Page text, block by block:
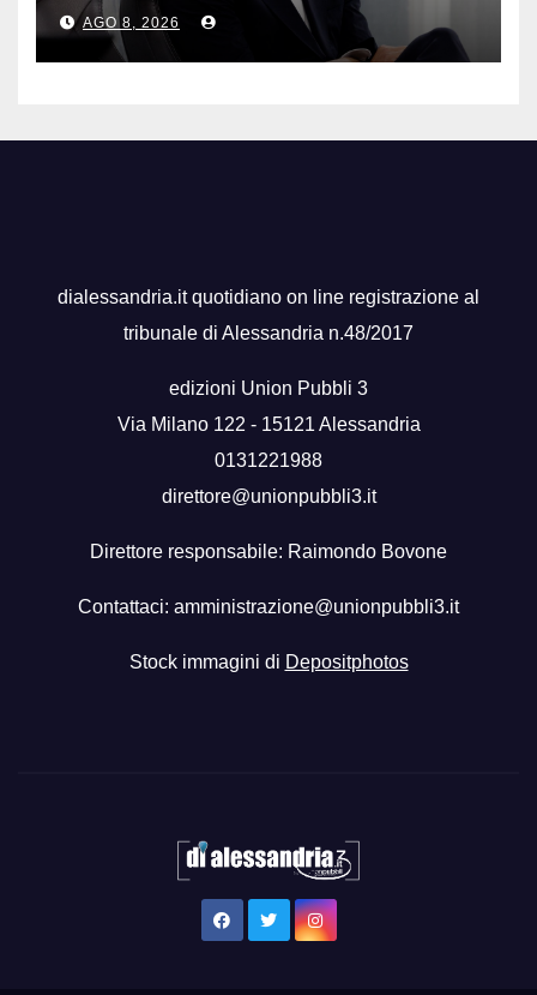
AGO 8, 2026
dialessandria.it quotidiano on line registrazione al
tribunale di Alessandria n.48/2017
edizioni Union Pubbli 3
Via Milano 122 - 15121 Alessandria
0131221988
direttore@unionpubbli3.it
Direttore responsabile: Raimondo Bovone
Contattaci: amministrazione@unionpubbli3.it
Stock immagini di Depositphotos